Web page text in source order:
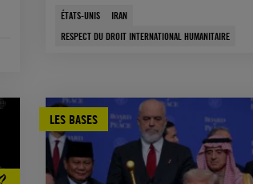
ÉTATS-UNIS
IRAN
RESPECT DU DROIT INTERNATIONAL HUMANITAIRE
LES BASES